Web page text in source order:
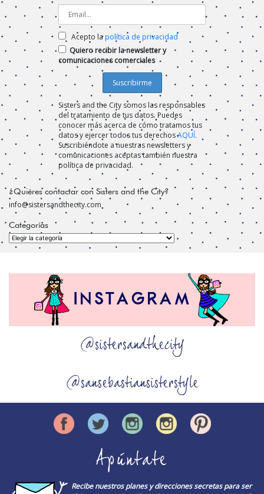
Acepto lapolítica de privacidad
Quiero recibir la newsletter y
comunicaciones comerciales
Sisters and the City somos las responsables
del tratamiento de tus datos. Puedes
conocer más acerca de cómo tratamos tus
datos y ejercer todos tus derechosAQUÍ.
Suscribiéndote a nuestras newsletters y
comunicaciones aceptas también nuestra
política de privacidad.
¿Quiéres contactar con Sisters and the City?
info@sistersandthecity.com
Categorías
Categorías
@sistersandthecity
@sansebastiansisterstyle
Apúntate
Recibe nuestros planes y direcciones secretas para ser